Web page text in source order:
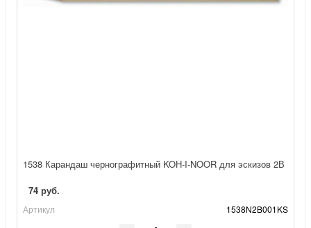
1538 Карандаш чернографитный KOH-I-NOOR для эскизов 2В
74 руб.
Артикул 1538N2B001KS